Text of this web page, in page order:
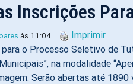
Inscrições
às 11:04
Imprimir
o Processo Seletivo de
na modalidade
Serão abertas até